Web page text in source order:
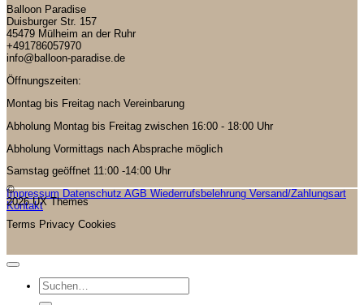
Balloon Paradise
Duisburger Str. 157
45479 Mülheim an der Ruhr
+491786057970
info@balloon-paradise.de
Öffnungszeiten:
Montag bis Freitag nach Vereinbarung
Abholung Montag bis Freitag zwischen 16:00 - 18:00 Uhr
Abholung Vormittags nach Absprache möglich
Samstag geöffnet 11:00 -14:00 Uhr
Impressum Datenschutz AGB Wiederrufsbelehrung Versand/Zahlungsart
Kontakt
©
2026 UX Themes
Terms Privacy Cookies
Suchen
nach: